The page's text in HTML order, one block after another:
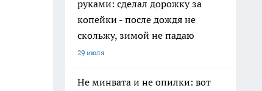
руками: сделал дорожку за
копейки - после дождя не
скольжу, зимой не падаю
29 июля
Не минвата и не опилки: вот